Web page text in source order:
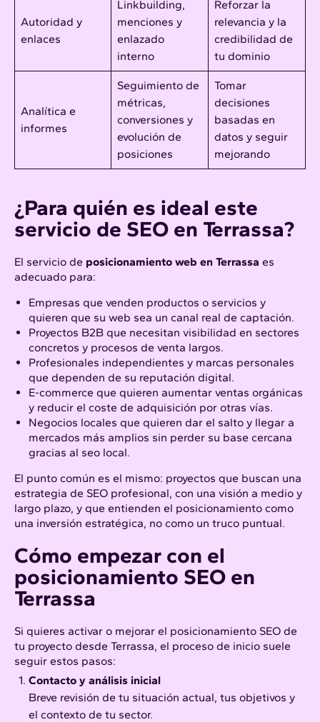
Autoridad y
enlaces
Linkbuilding,
menciones y
enlazado
interno
Reforzar la
relevancia y la
credibilidad de
tu dominio
Analítica e
informes
Seguimiento de
métricas,
conversiones y
evolución de
posiciones
Tomar
decisiones
basadas en
datos y seguir
mejorando
¿Para quién es ideal este
servicio de SEO en Terrassa?
El servicio de posicionamiento web en Terrassa es
adecuado para:
Empresas que venden productos o servicios y
quieren que su web sea un canal real de captación.
Proyectos B2B que necesitan visibilidad en sectores
concretos y procesos de venta largos.
Profesionales independientes y marcas personales
que dependen de su reputación digital.
E-commerce que quieren aumentar ventas orgánicas
y reducir el coste de adquisición por otras vías.
Negocios locales que quieren dar el salto y llegar a
mercados más amplios sin perder su base cercana
gracias al seo local.
El punto común es el mismo: proyectos que buscan una
estrategia de SEO profesional, con una visión a medio y
largo plazo, y que entienden el posicionamiento como
una inversión estratégica, no como un truco puntual.
Cómo empezar con el
posicionamiento SEO en
Terrassa
Si quieres activar o mejorar el posicionamiento SEO de
tu proyecto desde Terrassa, el proceso de inicio suele
seguir estos pasos:
Contacto y análisis inicial
Breve revisión de tu situación actual, tus objetivos y
el contexto de tu sector.